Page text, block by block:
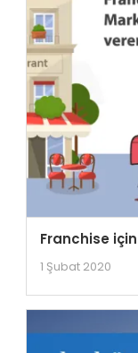
Franchise
1 Şubat 2020